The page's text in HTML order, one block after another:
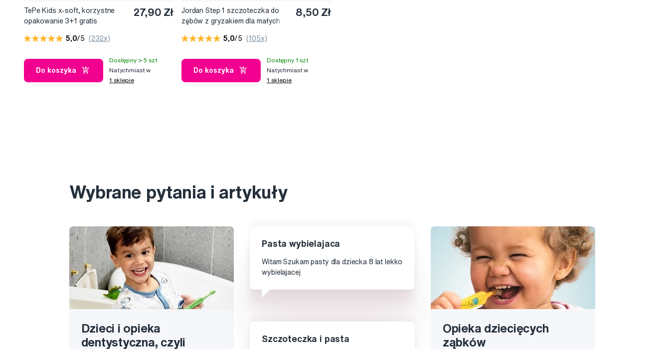
TePe Kids x-soft, korzystne
opakowanie 3+1 gratis
27,90 Zł
5,0/5 (232x)
Do koszyka
Dostępny > 5 szt
Natychmiast w
1 sklepie
Jordan Step 1 szczoteczka do
zębów z gryzakiem dla małych
8,50 Zł
5,0/5 (105x)
Do koszyka
Dostępny 1 szt
Natychmiast w
1 sklepie
Wybrane pytania i artykuły
Dzieci i opieka
dentystyczna, czyli
Pasta wybielajaca
Witam Szukam pasty dla dziecka 8 lat lekko
wybielajacej
Opieka dziecięcych
ząbków
Szczoteczka i pasta